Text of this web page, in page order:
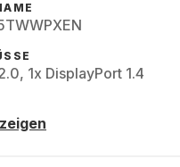
1x DisplayPort 1.4